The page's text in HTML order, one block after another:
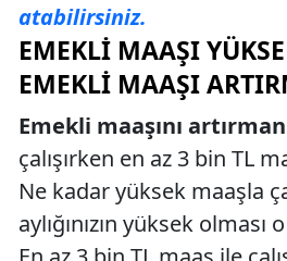
atabilirsiniz.
EMEKLI MAAŞI
EMEKLI MAAŞI
Emekli maaşını
çalışırken en az 3 bin TL
Ne kadar yüksek maaşla
aylığınızın yüksek olması